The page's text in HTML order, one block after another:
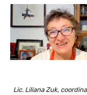
Lic. Liliana Zuk,